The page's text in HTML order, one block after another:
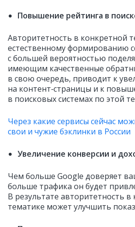
Повышение рейтинга в
Авторитетность в конкретной
естественному формированию
с большей вероятностью
имеющим качественные
в свою очередь, приводит к
на контент‑страницы и к
в поисковых системах по этой
Через какие сервисы сейчас
свои и чужие бэклинки в России
Увеличение конверсии и
Чем больше Google доверяет
больше трафика он будет
В результате авторитетность в
тематике может улучшить